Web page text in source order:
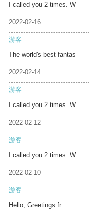
I called you 2 times. W
2022-02-16
游客
The world's best fantas
2022-02-14
游客
I called you 2 times. W
2022-02-12
游客
I called you 2 times. W
2022-02-10
游客
Hello, Greetings fr